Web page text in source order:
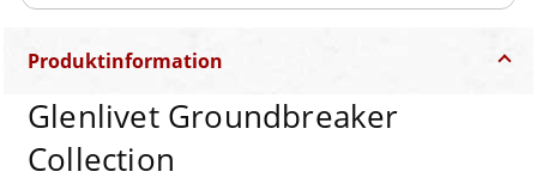
Produktinformation
Glenlivet Groundbreaker
Collection